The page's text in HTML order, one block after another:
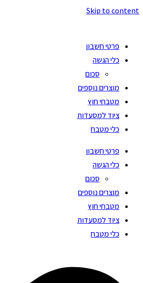
Skip to content
פרטי חשבון
כלי הגשה
סכום
מוצרים נוספים
מטבחי חוץ
ציוד למסעדות
כלי מטבח
פרטי חשבון
כלי הגשה
סכום
מוצרים נוספים
מטבחי חוץ
ציוד למסעדות
כלי מטבח